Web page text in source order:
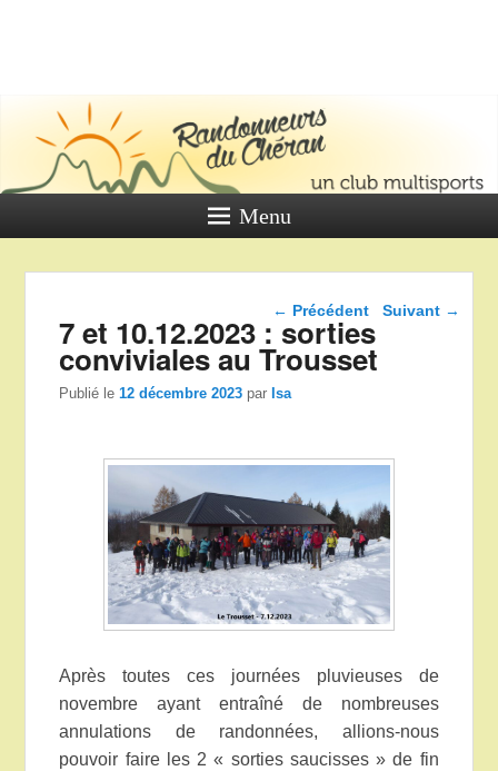
DU
Un club multi sports
Menu
Navigation dans les
← Précédent Suivant →
7 et 10.12.2023 : sorties
conviviales au Trousset
Publié le12 décembre 2023 parIsa
Après toutes ces journées pluvieuses de
novembre ayant entraîné de nombreuses
annulations de randonnées, allions-nous
pouvoir faire les 2 « sorties saucisses » de fin